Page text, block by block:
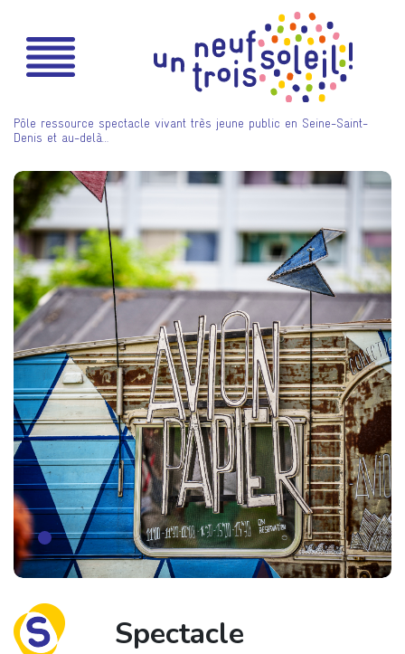
Pôle ressource spectacle vivant très jeune public en Seine-Saint-
Denis et au-delà…
Spectacle